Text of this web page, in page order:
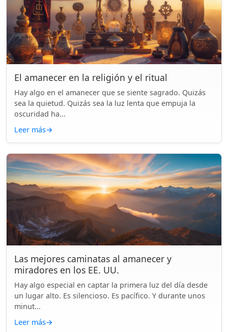
El amanecer en la religión y el ritual
Hay algo en el amanecer que se siente sagrado. Quizás
sea la quietud. Quizás sea la luz lenta que empuja la
oscuridad ha...
Leer más→
Las mejores caminatas al amanecer y
miradores en los EE. UU.
Hay algo especial en captar la primera luz del día desde
un lugar alto. Es silencioso. Es pacífico. Y durante unos
minut...
Leer más→